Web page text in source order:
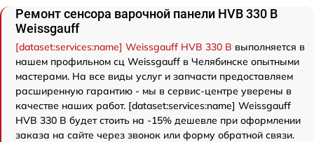
Ремонт сенсора варочной панели HVB 330 B
Weissgauff
[dataset:services:name] Weissgauff HVB 330 B выполняется в
нашем профильном сц Weissgauff в Челябинске опытными
мастерами. На все виды услуг и запчасти предоставляем
расширенную гарантию - мы в сервис-центре уверены в
качестве наших работ. [dataset:services:name] Weissgauff
HVB 330 B будет стоить на -15% дешевле при оформлении
заказа на сайте через звонок или форму обратной связи.